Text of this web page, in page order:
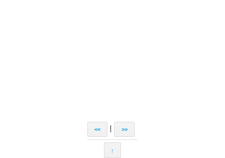
<< >>
↑